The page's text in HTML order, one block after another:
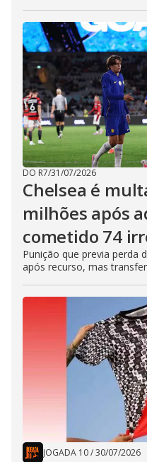
DO R7/31/07/2026
Chelsea é
milhões após
cometido 74
Punição que previa perda
após recurso, mas
JOGADA 10/30/07/2026